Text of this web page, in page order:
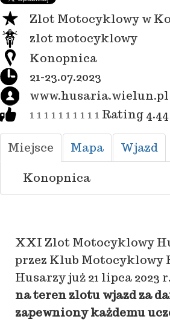
Zlot Motocyklowy w
zlot motocyklowy
Konopnica
21-23.07.2023
www.husaria.wielun.pl
1 1 1 1 1 1 1 1 1 1 Rating
Miejsce Mapa Wjazd
Konopnica
XXI Zlot Motocyklowy
przez Klub Motocyklowy
Husarzy już 21 lipca 2023
na teren zlotu wjazd za
zapewniony każdemu